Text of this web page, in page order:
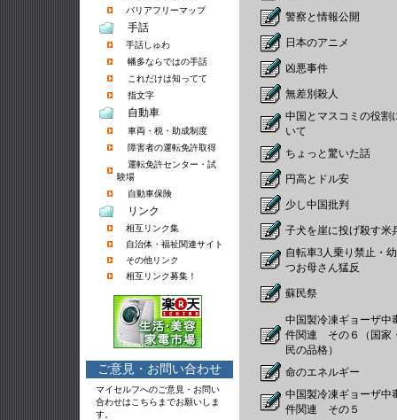
バリアフリーマップ
手話
手話しゅわ
幡多ならではの手話
これだけは知ってて
指文字
自動車
車両・税・助成制度
障害者の運転免許取得
運転免許センター・試
験場
自動車保険
リンク
相互リンク集
自治体・福祉関連サイト
その他リンク
相互リンク募集！
ご意見・お問い合わせ
マイセルフへのご意見・お問い
合わせはこちらまでお願いしま
す。
警察と情報公開
日本のアニメ
凶悪事件
無差別殺人
中国とマスコミの役割
いて
ちょっと驚いた話
円高とドル安
少し中国批判
子犬を崖に投げ殺す米
自転車3人乗り禁止・
つお母さん猛反
蘇民祭
中国製冷凍ギョーザ中
件関連 その６（国家
民の品格）
命のエネルギー
中国製冷凍ギョーザ中
件関連 その５